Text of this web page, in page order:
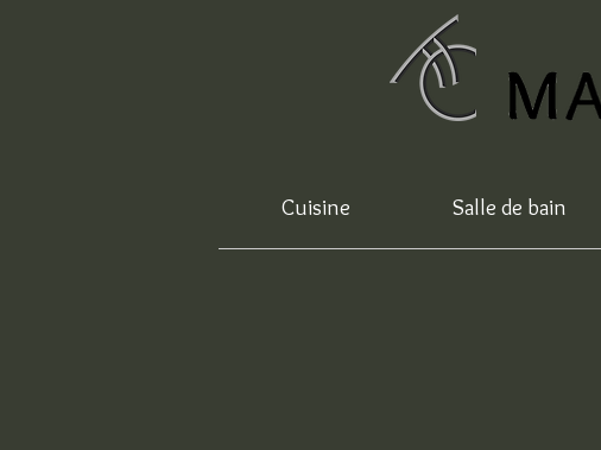
Cuisine Salle de bain